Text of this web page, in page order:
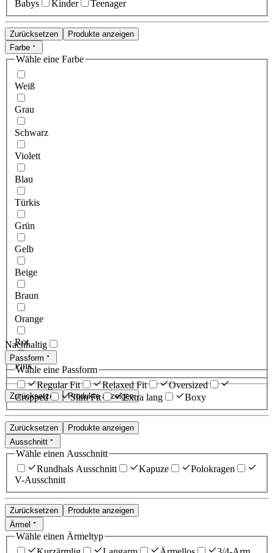
Babys Kinder Teenager
Zurücksetzen
Produkte anzeigen
Farbe
Wähle eine Farbe
Weiß
Grau
Schwarz
Violett
Blau
Türkis
Grün
Gelb
Beige
Braun
Orange
Rot
Pink
Zurücksetzen Produkte anzeigen
Nachhaltig
Passform
Wähle eine Passform
Regular Fit
Relaxed Fit
Oversized
Cropped
Slim Fit Extra lang Boxy
Zurücksetzen
Produkte anzeigen
Ausschnitt
Wähle einen Ausschnitt
Rundhals Ausschnitt
Kapuze
Polokragen
V-Ausschnitt
Zurücksetzen
Produkte anzeigen
Ärmel
Wähle einen Ärmeltyp